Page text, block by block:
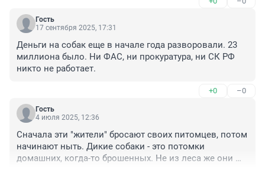
Гость
17 сентября 2025, 17:31
Деньги на собак еще в начале года разворовали. 23
миллиона было. Ни ФАС, ни прокуратура, ни СК РФ
никто не работает.
+0 –0
Гость
4 июля 2025, 12:36
Сначала эти "жители" бросают своих питомцев, потом
начинают ныть. Дикие собаки - это потомки
домашних, когда-то брошенных. Не из леса же они